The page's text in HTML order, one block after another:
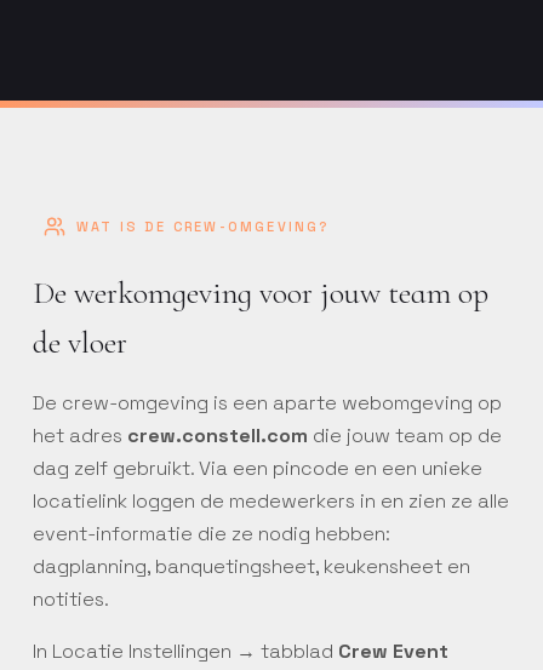
WAT IS DE CREW-OMGEVING?
De werkomgeving voor jouw team op
de vloer
De crew-omgeving is een aparte webomgeving op
het adres crew.constell.com die jouw team op de
dag zelf gebruikt. Via een pincode en een unieke
locatielink loggen de medewerkers in en zien ze alle
event-informatie die ze nodig hebben:
dagplanning, banquetingsheet, keukensheet en
notities.
In Locatie Instellingen → tabblad Crew Event